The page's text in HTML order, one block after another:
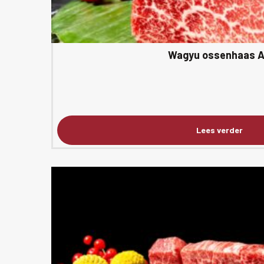
Lees verder
Wagyu ossenhaas